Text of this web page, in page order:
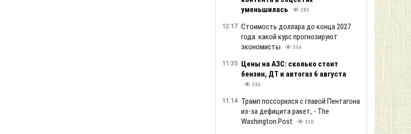
уменьшилась
285
12:17 Стоимость доллара до конца 2027
года: какой курс прогнозируют
экономисты
356
11:35 Цены на АЗС: сколько стоит
бензин, ДТ и автогаз 6 августа
336
11:14 Трамп поссорился с главой Пентагона
из-за дефицита ракет, - The
Washington Post
310